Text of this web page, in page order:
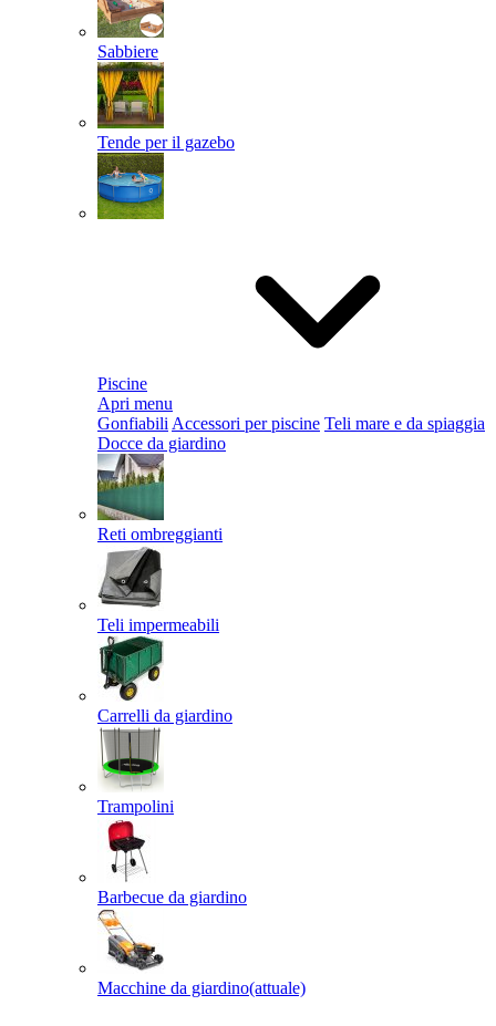
Sabbiere
Tende per il gazebo
Piscine
Apri menu
Gonfiabili Accessori per piscine Teli mare e da spiaggia
Docce da giardino
Reti ombreggianti
Teli impermeabili
Carrelli da giardino
Trampolini
Barbecue da giardino
Macchine da giardino(attuale)